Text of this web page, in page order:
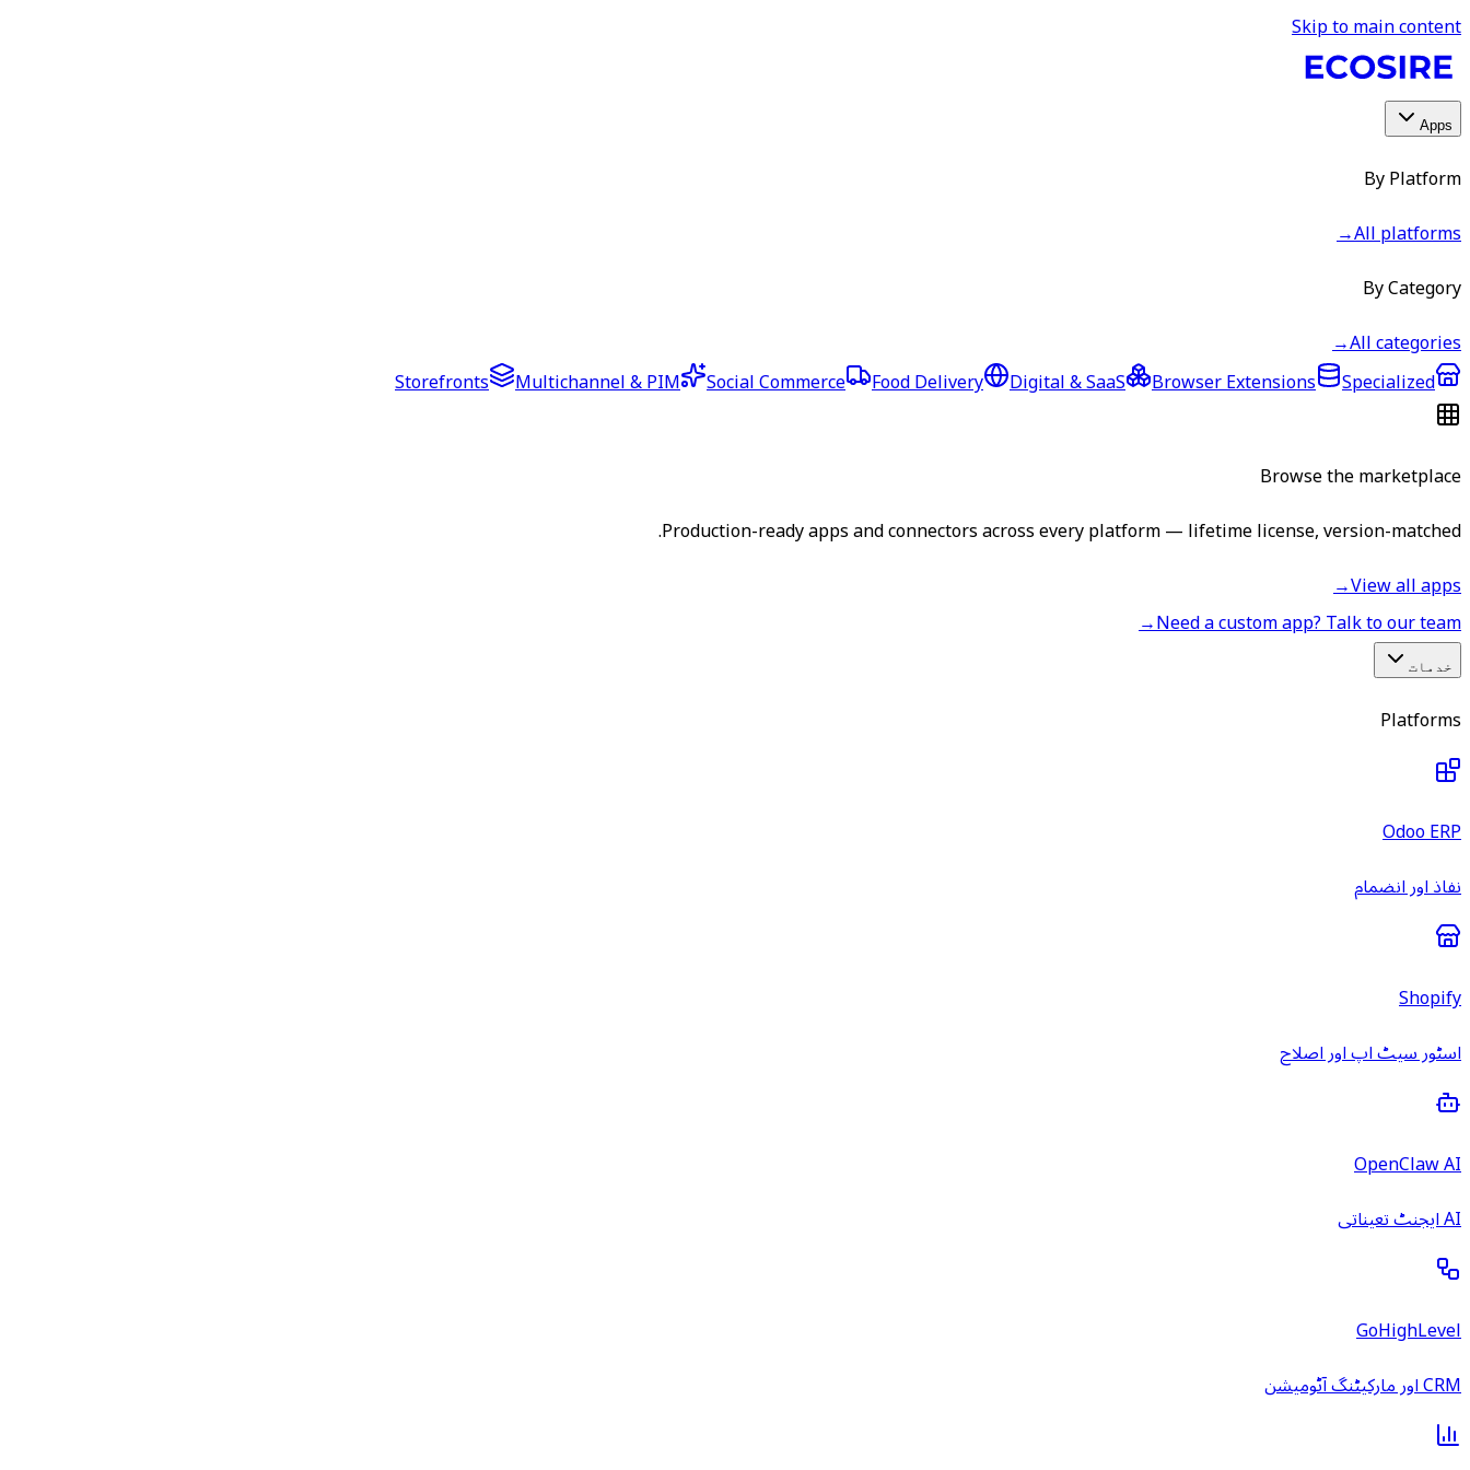
Skip to main content
Apps
By Platform
All platforms
→
By Category
All categories
→
Storefronts
Multichannel & PIM Social Commerce Food Delivery Digital & SaaS Browser Extensions Specialized
Browse the marketplace
Production-ready apps and connectors across every platform — lifetime license, version-matched.
View all apps
→
Need a custom app? Talk to our team
→
خدمات
Platforms
Odoo ERP
نفاذ اور انضمام
Shopify
اسٹور سیٹ اپ اور اصلاح
OpenClaw AI
AI ایجنٹ تعیناتی
GoHighLevel
CRM اور مارکیٹنگ آٹومیشن